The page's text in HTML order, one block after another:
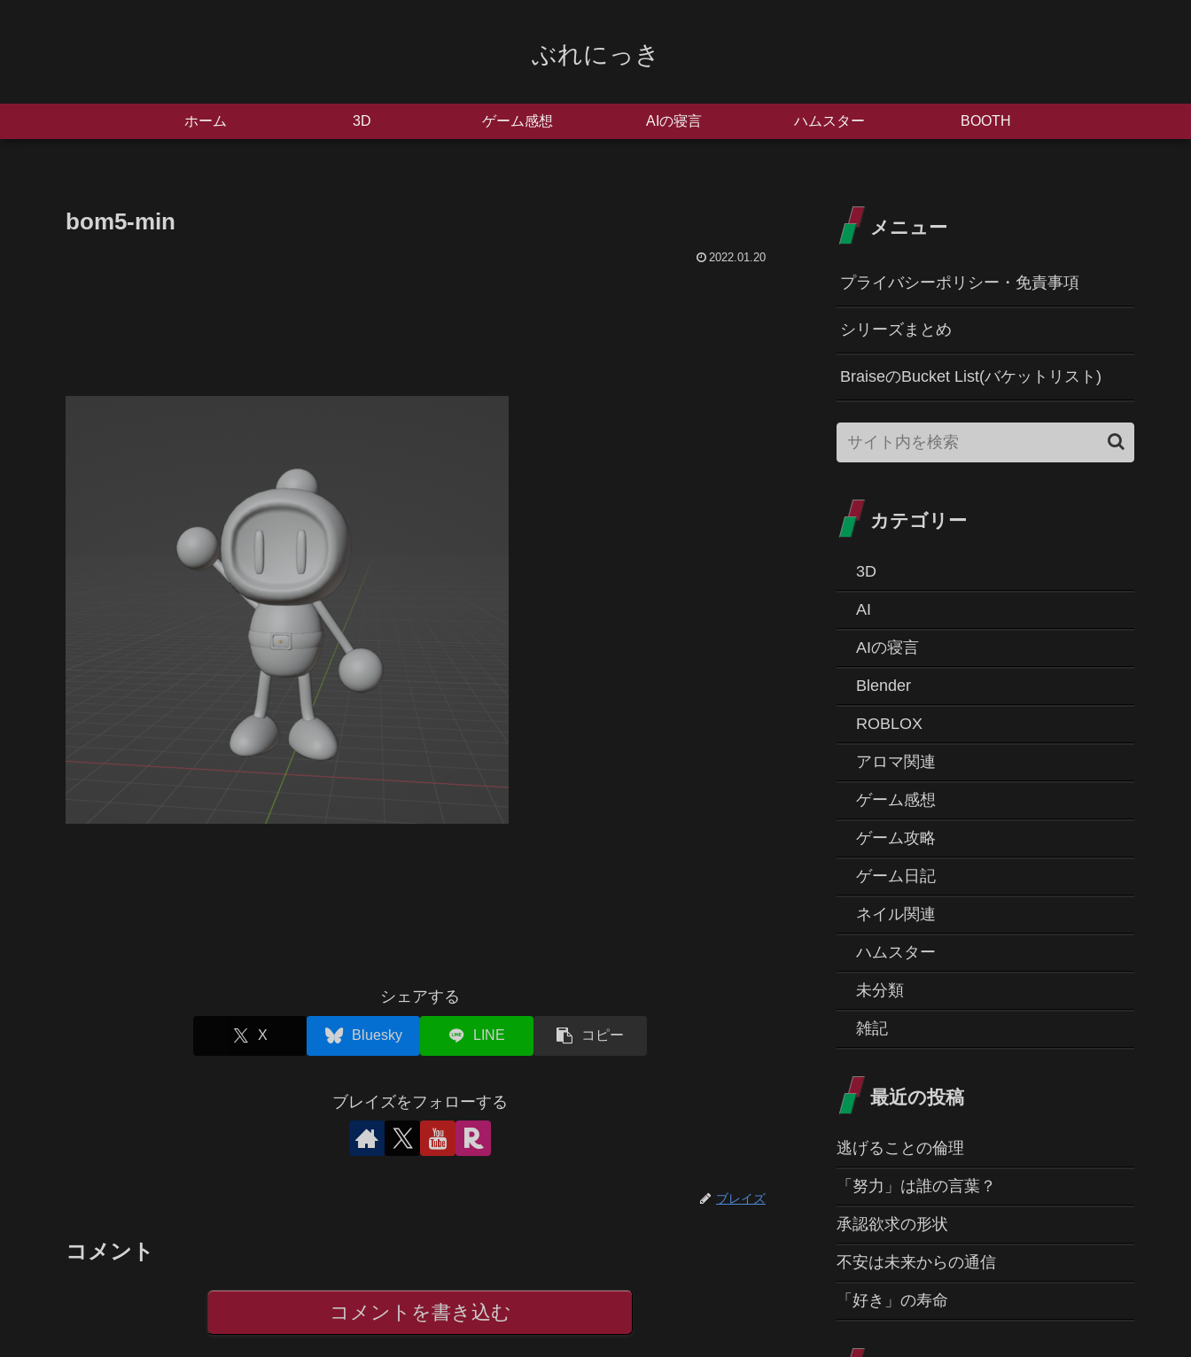
ぶれにっき
ホーム 3D ゲーム感想 AIの寝言 ハムスター BOOTH
bom5-min
2022.01.20
シェアする
X Bluesky LINE コピー
ブレイズをフォローする
ブレイズ
コメント
コメントを書き込む
メニュー
プライバシーポリシー・免責事項
シリーズまとめ
BraiseのBucket List(バケットリスト)
カテゴリー
3D
AI
AIの寝言
Blender
ROBLOX
アロマ関連
ゲーム感想
ゲーム攻略
ゲーム日記
ネイル関連
ハムスター
未分類
雑記
最近の投稿
逃げることの倫理
「努力」は誰の言葉？
承認欲求の形状
不安は未来からの通信
「好き」の寿命